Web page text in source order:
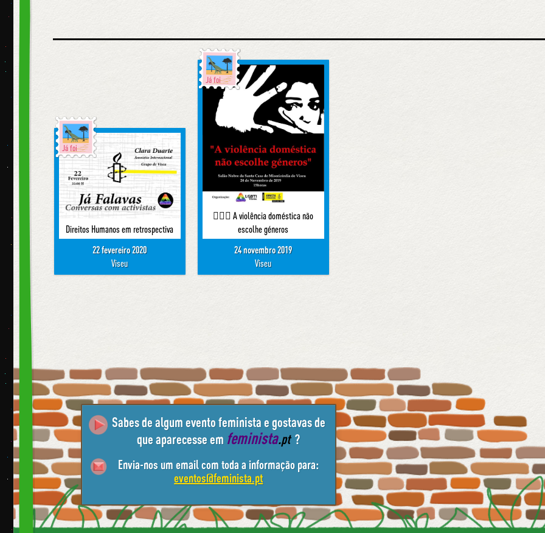
Já foi
Direitos Humanos em retrospectiva
22 fevereiro 2020
Viseu
Já foi
🙅🏼‍♀️ A violência doméstica não
escolhe géneros
24 novembro 2019
Viseu
Sabes de algum evento feminista e gostavas de
que aparecesse em feminista.pt ?
Envia-nos um email com toda a informação para:
eventos@feminista.pt